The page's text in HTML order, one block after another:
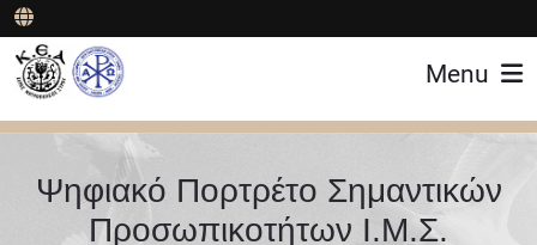
Menu
Ψηφιακό Πορτρέτο Σημαντικών
Προσωπικοτήτων Ι.Μ.Σ.